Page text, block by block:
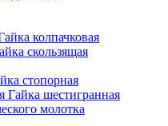
колпачковая
скользящая
стопорная
Гайка шестигранная
молотка